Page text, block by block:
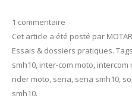
1 commentaire
Cet article a été posté par
Essais & dossiers pratiques.
smh10, inter-com moto, intercom
rider moto, sena, sena smh10,
smh10.